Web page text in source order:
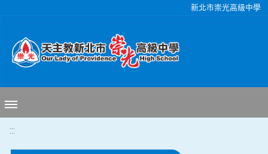
新北市崇光高級中學
:::